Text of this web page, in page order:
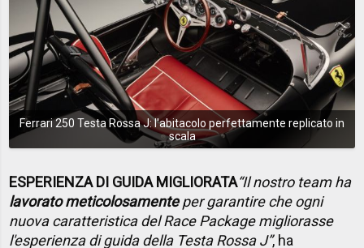
Ferrari 250 Testa Rossa J: l'abitacolo perfettamente replicato in
scala
ESPERIENZA DI GUIDA MIGLIORATA“Il nostro team ha
lavorato meticolosamenteper garantire che ogni
nuova caratteristica del Race Package migliorasse
l'esperienza di guida della Testa Rossa J”, ha